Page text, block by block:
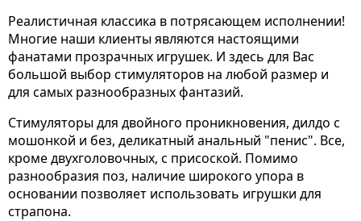
Реалистичная классика в потрясающем исполнении!
Многие наши клиенты являются настоящими
фанатами прозрачных игрушек. И здесь для Вас
большой выбор стимуляторов на любой размер и
для самых разнообразных фантазий.
Стимуляторы для двойного проникновения, дилдо с
мошонкой и без, деликатный анальный "пенис". Все,
кроме двухголовочных, с присоской. Помимо
разнообразия поз, наличие широкого упора в
основании позволяет использовать игрушки для
страпона.